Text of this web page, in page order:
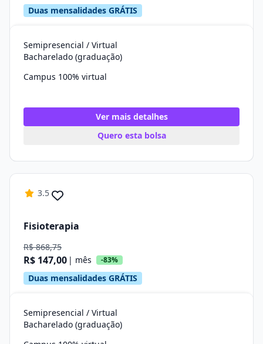
Duas mensalidades GRÁTIS
Semipresencial / Virtual
Bacharelado (graduação)
Campus 100% virtual
Ver mais detalhes
Quero esta bolsa
3.5
Fisioterapia
R$ 868,75
R$ 147,00 | mês -83%
Duas mensalidades GRÁTIS
Semipresencial / Virtual
Bacharelado (graduação)